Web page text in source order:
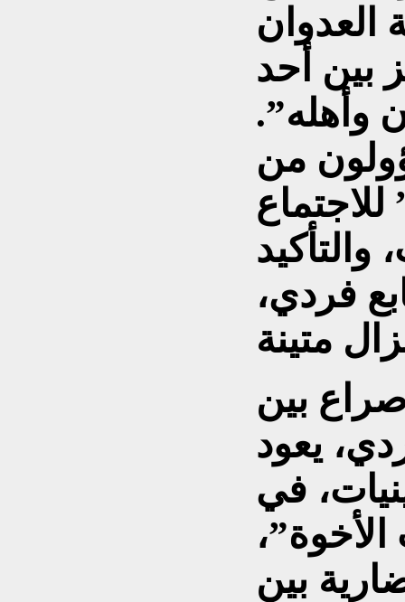
العدوان
بين أحد
وأهله”.
من
والتأكيد
فردي،
بين
يعود
في
بين